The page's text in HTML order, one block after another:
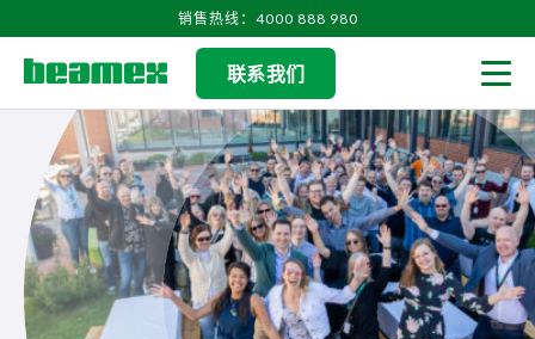
销售热线：4000 888 980
联系我们